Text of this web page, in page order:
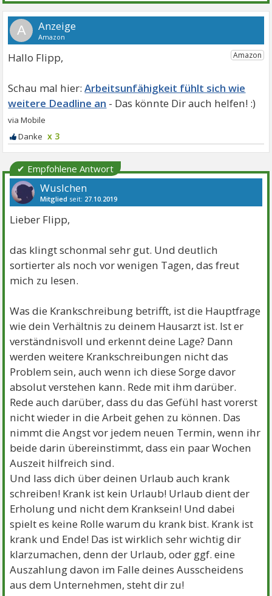
A
Hallo Flipp,
Arbeitsunfähigkeit fühlt sich wie
weitere Deadline an
x 3
✔ Empfohlene Antwort
Wuslchen
Mitglied seit: 27.10.2019
Lieber Flipp,
das klingt schonmal sehr gut. Und deutlich
sortierter als noch vor wenigen Tagen, das freut
mich zu lesen.
Was die Krankschreibung betrifft, ist die Hauptfrage
wie dein Verhältnis zu deinem Hausarzt ist. Ist er
verständnisvoll und erkennt deine Lage? Dann
werden weitere Krankschreibungen nicht das
Problem sein, auch wenn ich diese Sorge davor
absolut verstehen kann. Rede mit ihm darüber.
Rede auch darüber, dass du das Gefühl hast vorerst
nicht wieder in die Arbeit gehen zu können. Das
nimmt die Angst vor jedem neuen Termin, wenn ihr
beide darin übereinstimmt, dass ein paar Wochen
Auszeit hilfreich sind.
Und lass dich über deinen Urlaub auch krank
schreiben! Krank ist kein Urlaub! Urlaub dient der
Erholung und nicht dem Kranksein! Und dabei
spielt es keine Rolle warum du krank bist. Krank ist
krank und Ende! Das ist wirklich sehr wichtig dir
klarzumachen, denn der Urlaub, oder ggf. eine
Auszahlung davon im Falle deines Ausscheidens
aus dem Unternehmen, steht dir zu!